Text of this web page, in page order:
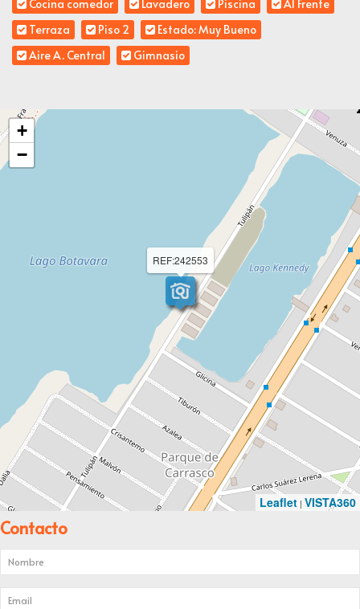
Cocina comedor
Lavadero Piscina
Al Frente
Terraza
Piso 2
Estado: Muy Bueno
Aire A. Central
Gimnasio
REF:242553
+
−
Leaflet | VISTA360
Contacto